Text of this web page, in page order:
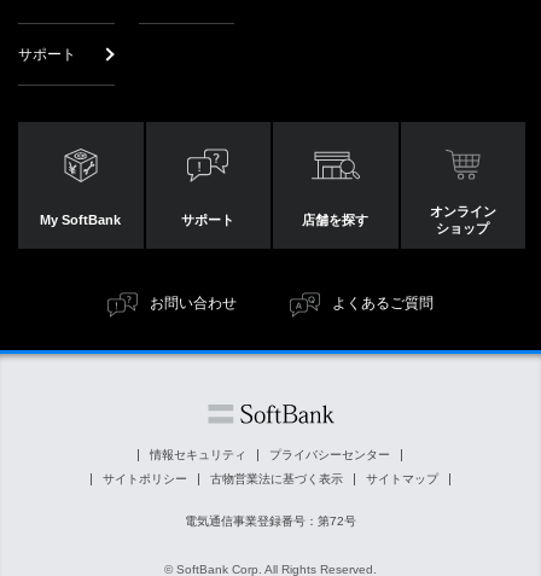
サポート
My SoftBank サポート 店舗を探す
オンライン
ショップ
お問い合わせ よくあるご質問
情報セキュリティ
プライバシーセンター
サイトポリシー
古物営業法に基づく表示 サイトマップ
電気通信事業登録番号：第72号
© SoftBank Corp. All Rights Reserved.